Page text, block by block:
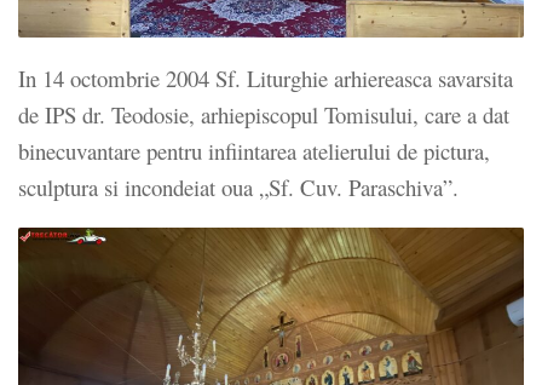
In 14 octombrie 2004 Sf. Liturghie arhiereasca savarsita
de IPS dr. Teodosie, arhiepiscopul Tomisului, care a dat
binecuvantare pentru infiintarea atelierului de pictura,
sculptura si incondeiat oua „Sf. Cuv. Paraschiva”.